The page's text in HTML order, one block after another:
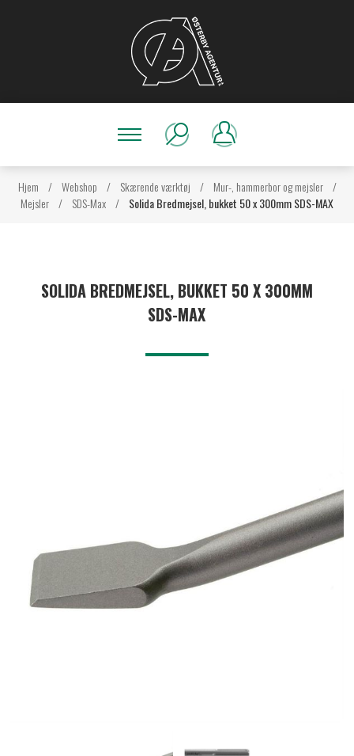
Hjem / Webshop / Skærende værktøj / Mur-, hammerbor og mejsler /
Mejsler / SDS-Max / Solida Bredmejsel, bukket 50 x 300mm SDS-MAX
SOLIDA BREDMEJSEL, BUKKET 50 X 300MM
SDS-MAX